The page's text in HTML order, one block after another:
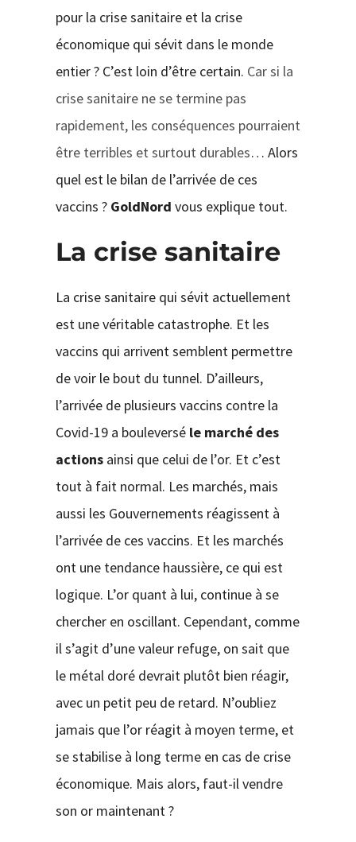
pour la crise sanitaire et la crise
économique qui sévit dans le monde
entier ? C’est loin d’être certain. Car si la
crise sanitaire ne se termine pas
rapidement, les conséquences pourraient
être terribles et surtout durables… Alors
quel est le bilan de l’arrivée de ces
vaccins ? GoldNord vous explique tout.
La crise sanitaire
La crise sanitaire qui sévit actuellement
est une véritable catastrophe. Et les
vaccins qui arrivent semblent permettre
de voir le bout du tunnel. D’ailleurs,
l’arrivée de plusieurs vaccins contre la
Covid-19 a bouleversé le marché des
actions ainsi que celui de l’or. Et c’est
tout à fait normal. Les marchés, mais
aussi les Gouvernements réagissent à
l’arrivée de ces vaccins. Et les marchés
ont une tendance haussière, ce qui est
logique. L’or quant à lui, continue à se
chercher en oscillant. Cependant, comme
il s’agit d’une valeur refuge, on sait que
le métal doré devrait plutôt bien réagir,
avec un petit peu de retard. N’oubliez
jamais que l’or réagit à moyen terme, et
se stabilise à long terme en cas de crise
économique. Mais alors, faut-il vendre
son or maintenant ?